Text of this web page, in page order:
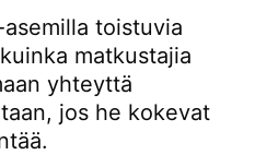
toistuvia
matkustajia
yhteyttä
jos he kokevat